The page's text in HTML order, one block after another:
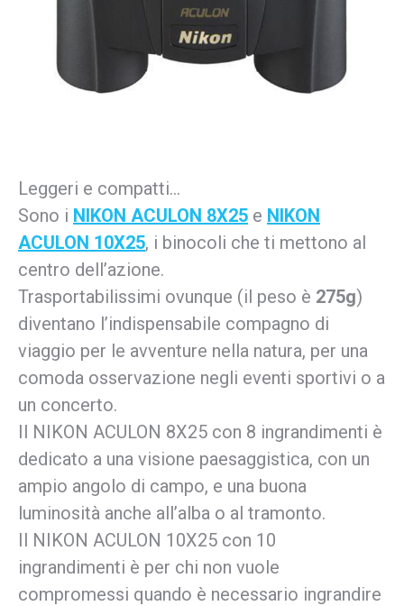
Leggeri e compatti…
Sono i NIKON ACULON 8X25 e NIKON
ACULON 10X25, i binocoli che ti mettono al
centro dell’azione.
Trasportabilissimi ovunque (il peso è 275g)
diventano l’indispensabile compagno di
viaggio per le avventure nella natura, per una
comoda osservazione negli eventi sportivi o a
un concerto.
Il NIKON ACULON 8X25 con 8 ingrandimenti è
dedicato a una visione paesaggistica, con un
ampio angolo di campo, e una buona
luminosità anche all’alba o al tramonto.
Il NIKON ACULON 10X25 con 10
ingrandimenti è per chi non vuole
compromessi quando è necessario ingrandire